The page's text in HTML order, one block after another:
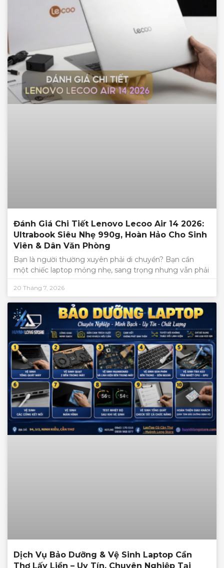
Đánh Giá Chi Tiết Lenovo Lecoo Air 14 2026:
Ultrabook Siêu Nhẹ 990g, Hoàn Hảo Cho Sinh
Viên & Dân Văn Phòng
Bạn là người thường xuyên phải di chuyển? Bạn cần
một chiếc laptop mỏng nhẹ, sang trọng nhưng vẫn phải
20 Tháng 7, 2026
Dịch Vụ Bảo Dưỡng & Vệ Sinh Laptop Cần
Thơ Lấy Liền – Uy Tín, Chuyên Nghiệp Tại